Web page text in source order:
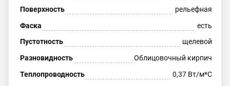
Поверхность
рельефная
Фаска
есть
Пустотность
щелевой
Разновидность
Облицовочный кирпич
Теплопроводность
0,37 Вт/м*С